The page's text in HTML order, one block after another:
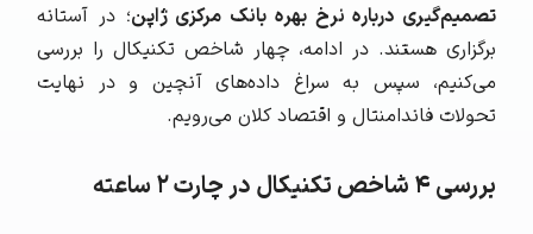
تصمیم‌گیری درباره نرخ بهره بانک مرکزی ژاپن؛ در آستانه
برگزاری هستند. در ادامه، چهار شاخص تکنیکال را بررسی
می‌کنیم، سپس به سراغ داده‌های آنچین و در نهایت
تحولات فاندامنتال و اقتصاد کلان می‌رویم.
بررسی ۴ شاخص تکنیکال در چارت ۲ ساعته